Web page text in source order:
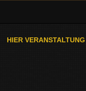
HIER